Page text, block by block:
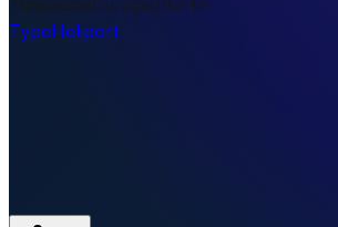
TypeHeliport